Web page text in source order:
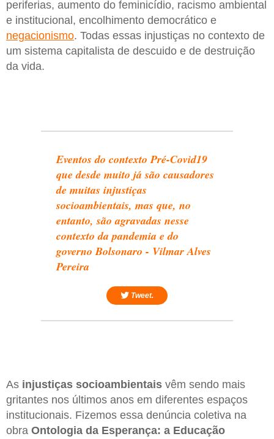
periferias, aumento do feminicídio, racismo ambiental
e institucional, encolhimento democrático e
negacionismo. Todas essas injustiças no contexto de
um sistema capitalista de descuido e de destruição
da vida.
Eventos do contexto Pré-Covid19
que desde muito já são causadores
de muitas injustiças
socioambientais, mas que, no
entanto, são agravadas nesse
contexto da pandemia e do
governo Bolsonaro - Vilmar Alves
Pereira
Tweet.
As injustiças socioambientais vêm sendo mais
gritantes nos últimos anos em diferentes espaços
institucionais. Fizemos essa denúncia coletiva na
obra Ontologia da Esperança: a Educação